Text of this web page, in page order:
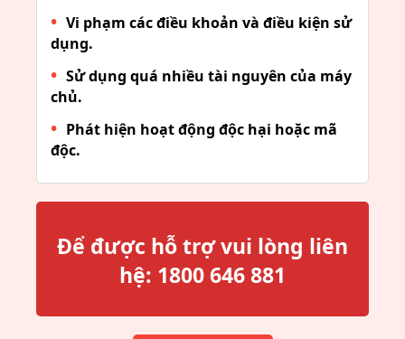
Vi phạm các điều khoản và điều kiện sử
dụng.
Sử dụng quá nhiều tài nguyên của máy
chủ.
Phát hiện hoạt động độc hại hoặc mã
độc.
Để được hỗ trợ vui lòng liên
hệ: 1800 646 881